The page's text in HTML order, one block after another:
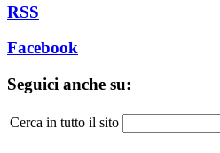
RSS
Facebook
Seguici anche su:
Cerca in tutto il sito